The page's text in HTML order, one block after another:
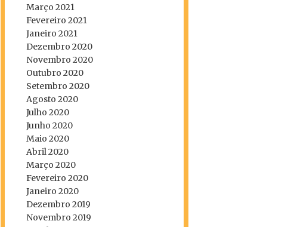
Março 2021
Fevereiro 2021
Janeiro 2021
Dezembro 2020
Novembro 2020
Outubro 2020
Setembro 2020
Agosto 2020
Julho 2020
Junho 2020
Maio 2020
Abril 2020
Março 2020
Fevereiro 2020
Janeiro 2020
Dezembro 2019
Novembro 2019